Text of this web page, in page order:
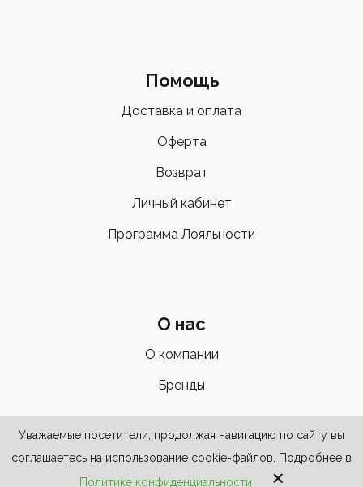
Помощь
Доставка и оплата
Оферта
Возврат
Личный кабинет
Программа Лояльности
О нас
О компании
Бренды
Уважаемые посетители, продолжая навигацию по сайту вы
соглашаетесь на использование cookie-файлов. Подробнее в
Политике конфиденциальности
×